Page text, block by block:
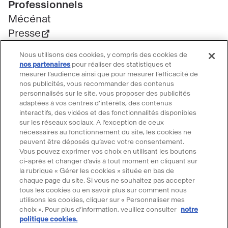
Professionnels
Mécénat
Presse
Location d'espaces
Billetterie
Billetterie groupe
Service client
FAQ Billetterie
CGV
Règlement de visite
Suivre le Grand Palais
Accéder
contenu
Facebook
Accéder
au
contenu
Youtube
Accéder
au
contenu
Instagram
Accéder
au
contenu
Tik
Accéder
au
contenu
Linkedin
Menu
@2025 - Tous droits réservés
Mentions légales
Merci d'accepter les cookies pour
Nous utilisons des cookies, y compris des cookies de
nos partenaires pour réaliser des statistiques et
mesurer l’audience ainsi que pour mesurer l’efficacité de
nos publicités, vous recommander des contenus
personnalisés sur le site, vous proposer des publicités
adaptées à vos centres d'intérêts, des contenus
interactifs, des vidéos et des fonctionnalités disponibles
sur les réseaux sociaux. A l’exception de ceux
nécessaires au fonctionnement du site, les cookies ne
peuvent être déposés qu’avec votre consentement.
Vous pouvez exprimer vos choix en utilisant les boutons
ci-après et changer d’avis à tout moment en cliquant sur
la rubrique « Gérer les cookies » située en bas de
chaque page du site. Si vous ne souhaitez pas accepter
tous les cookies ou en savoir plus sur comment nous
utilisons les cookies, cliquer sur « Personnaliser mes
choix ». Pour plus d’information, veuillez consulter
notre
politique cookies.